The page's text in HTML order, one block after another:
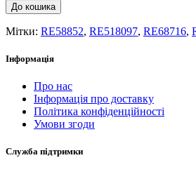
До кошика
Мітки: RE58852, RE518097, RE68716,
Інформація
Про нас
Інформація про доставку
Політика конфіденційності
Умови згоди
Служба підтримки